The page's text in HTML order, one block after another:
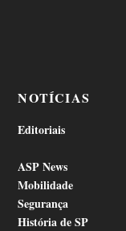
NOTÍCIAS
Editoriais
ASP News
Mobilidade
Segurança
História de SP